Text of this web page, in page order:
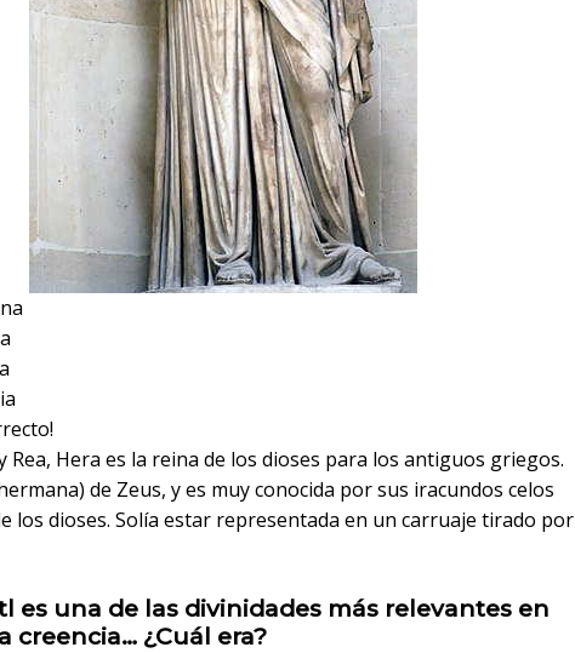
Rea, Hera es la reina de los dioses para los antiguos griegos.
de Zeus, y es muy conocida por sus iracundos celos
los dioses. Solía estar representada en un carruaje tirado por
es una de las divinidades más relevantes en
creencia… ¿Cuál era?